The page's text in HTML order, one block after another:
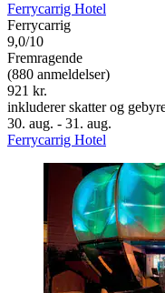
Ferrycarrig Hotel
Ferrycarrig
9,0/10
Fremragende
(880 anmeldelser)
921 kr.
inkluderer skatter og
30. aug. - 31. aug.
Ferrycarrig Hotel